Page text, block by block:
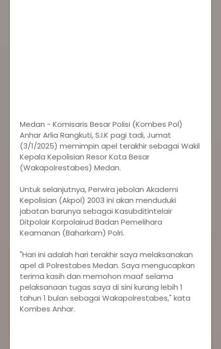
Medan - Komisaris Besar Polisi (Kombes Pol)
Anhar Arlia Rangkuti, S.I.K pagi tadi, Jumat
(3/1/2025) memimpin apel terakhir sebagai Wakil
Kepala Kepolisian Resor Kota Besar
(Wakapolrestabes) Medan.
Untuk selanjutnya, Perwira jebolan Akademi
Kepolisian (Akpol) 2003 ini akan menduduki
jabatan barunya sebagai Kasubditintelair
Ditpolair Korpolairud Badan Pemelihara
Keamanan (Baharkam) Polri.
"Hari ini adalah hari terakhir saya melaksanakan
apel di Polrestabes Medan. Saya mengucapkan
terima kasih dan memohon maaf selama
pelaksanaan tugas saya di sini kurang lebih 1
tahun 1 bulan sebagai Wakapolrestabes," kata
Kombes Anhar.